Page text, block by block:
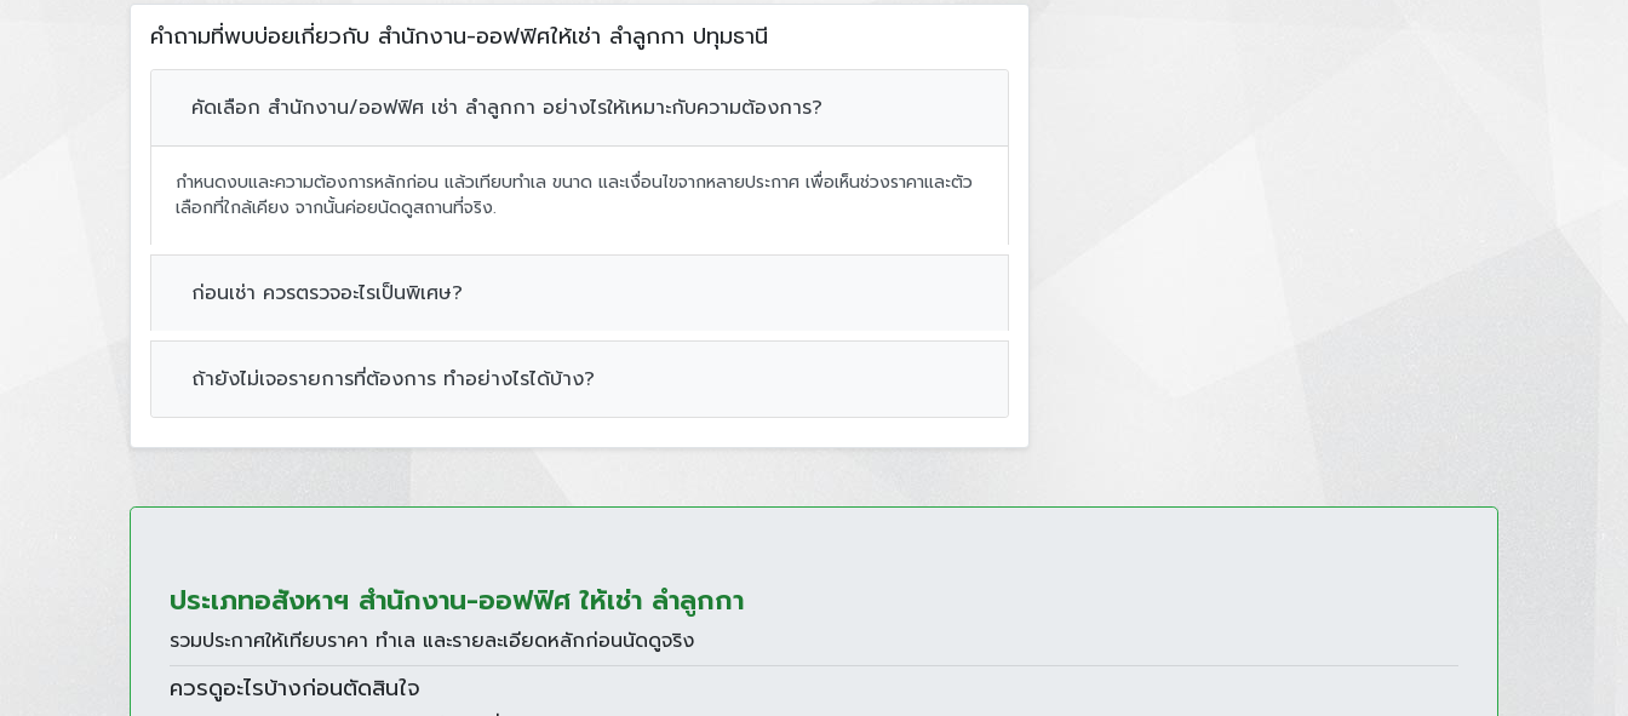
คำถามที่พบบ่อยเกี่ยวกับ สำนักงาน-ออฟฟิศให้เช่า ลำลูกกา ปทุมธานี
คัดเลือก สำนักงาน/ออฟฟิศ เช่า ลำลูกกา อย่างไรให้เหมาะกับความต้องการ?
กำหนดงบและความต้องการหลักก่อน แล้วเทียบทำเล ขนาด และเงื่อนไขจากหลายประกาศ เพื่อเห็นช่วงราคาและตัว
เลือกที่ใกล้เคียง จากนั้นค่อยนัดดูสถานที่จริง.
ก่อนเช่า ควรตรวจอะไรเป็นพิเศษ?
ถ้ายังไม่เจอรายการที่ต้องการ ทำอย่างไรได้บ้าง?
ประเภทอสังหาฯ สำนักงาน-ออฟฟิศ ให้เช่า ลำลูกกา
รวมประกาศให้เทียบราคา ทำเล และรายละเอียดหลักก่อนนัดดูจริง
ควรดูอะไรบ้างก่อนตัดสินใจ